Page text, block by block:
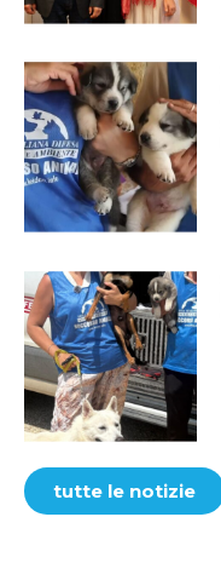
tutte le notizie